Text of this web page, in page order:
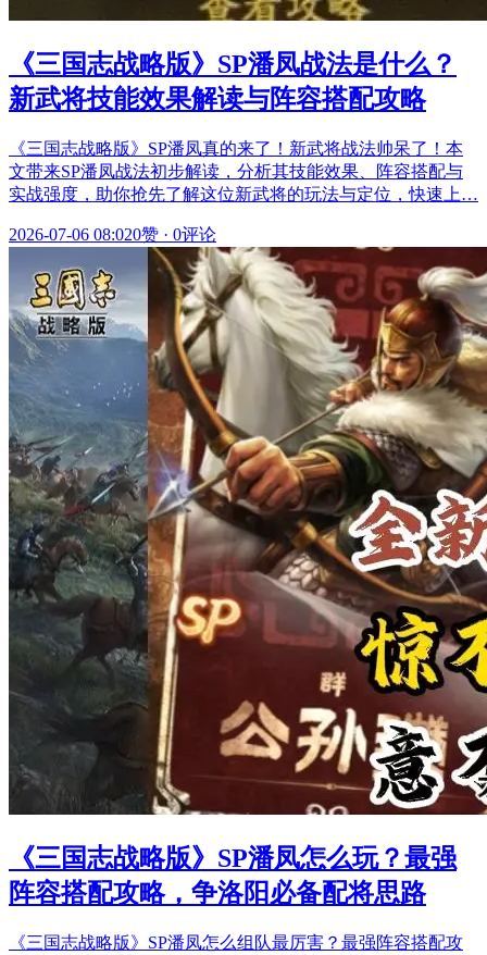
《三国志战略版》SP潘凤战法是什么？
新武将技能效果解读与阵容搭配攻略
《三国志战略版》SP潘凤真的来了！新武将战法帅呆了！本
文带来SP潘凤战法初步解读，分析其技能效果、阵容搭配与
实战强度，助你抢先了解这位新武将的玩法与定位，快速上…
2026-07-06 08:020赞 · 0评论
《三国志战略版》SP潘凤怎么玩？最强
阵容搭配攻略，争洛阳必备配将思路
《三国志战略版》SP潘凤怎么组队最厉害？最强阵容搭配攻